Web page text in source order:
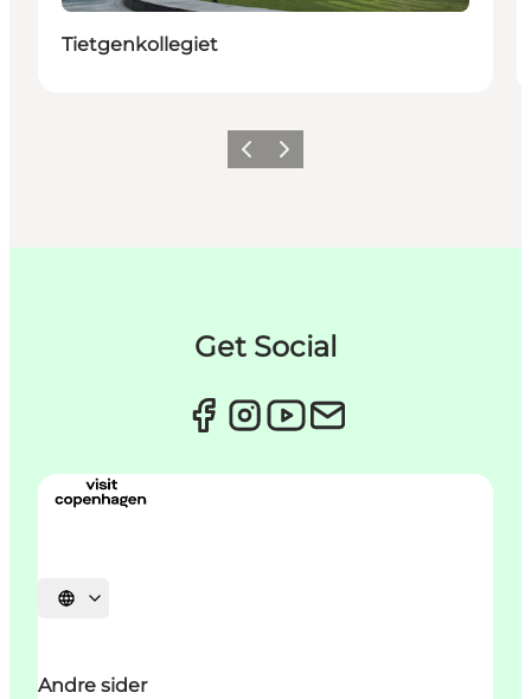
Tietgenkollegiet
ForrigeNæste
Get Social
Vælg sprog
Andre sider